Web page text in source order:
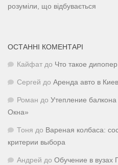
розуміли, що відбувається
ОСТАННІ КОМЕНТАРІ
Кайфат до Что такое
Сергей до Аренда авто в
Роман до Утепление
Окна»
Тоня до Вареная колбаса:
критерии выбора
Андрей до Обучение в вузах